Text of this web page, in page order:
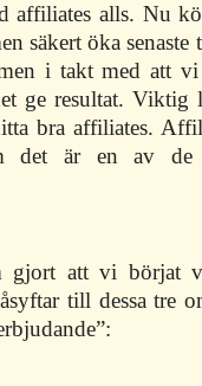
affiliates alls. Nu
säkert öka senaste
i takt med att
ge resultat. Viktig
bra affiliates.
det är en av de
gjort att vi börjat
till dessa tre